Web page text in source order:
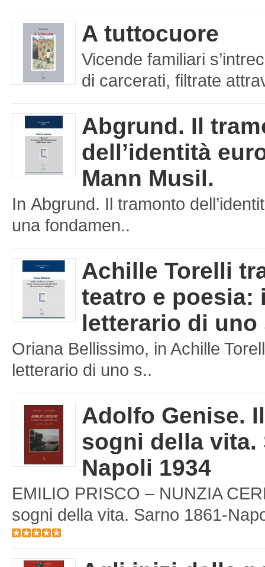
A tuttocuore
Vicende familiari
di carcerati, filtrate
Abgrund. Il
dell’identità
Mann Musil.
In Abgrund. Il tramonto
una fondamen..
Achille Torelli
teatro e poesia:
letterario di uno
Oriana Bellissimo, in Achille
letterario di uno s..
Adolfo Genise.
sogni della vita.
Napoli 1934
EMILIO PRISCO – NUNZIA
sogni della vita. Sarno 1861-